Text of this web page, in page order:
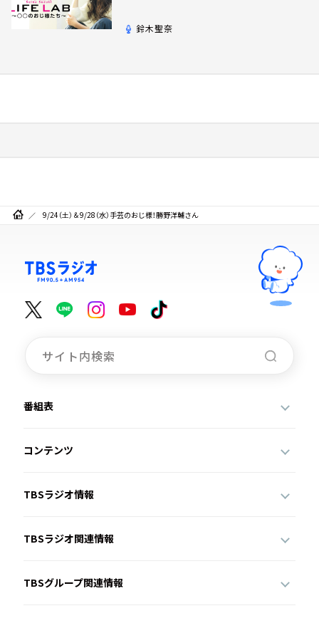
鈴木聖奈
9/24（土）＆9/28（水）手芸のおじ様！勝野洋輔さん
番組表
コンテンツ
TBSラジオ情報
TBSラジオ関連情報
TBSグループ関連情報